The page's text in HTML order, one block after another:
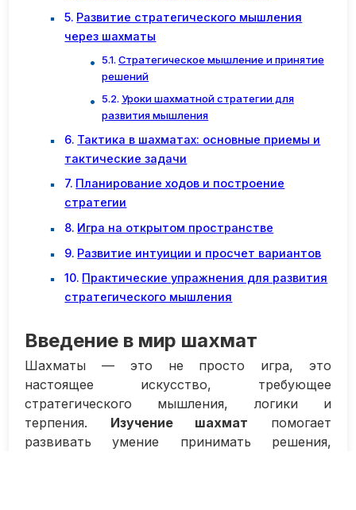
Развитие стратегического мышления
через шахматы
Стратегическое мышление и принятие
решений
Уроки шахматной стратегии для
развития мышления
Тактика в шахматах: основные приемы и
тактические задачи
Планирование ходов и построение
стратегии
Игра на открытом пространстве
Развитие интуиции и просчет вариантов
Практические упражнения для развития
стратегического мышления
Введение в мир шахмат
Шахматы — это не просто игра, это
настоящее искусство, требующее
стратегического мышления, логики и
терпения. Изучение шахмат помогает
развивать умение принимать решения,